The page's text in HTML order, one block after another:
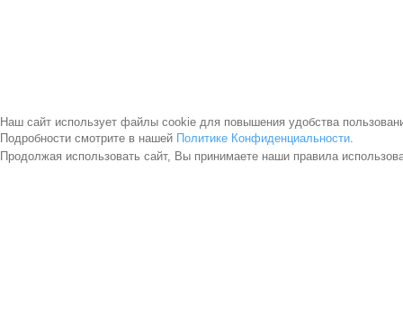
Наш сайт использует файлы cookie для повышения удобства
Подробности смотрите в нашей Политике Конфиденциальности.
Продолжая использовать сайт, Вы принимаете наши правила